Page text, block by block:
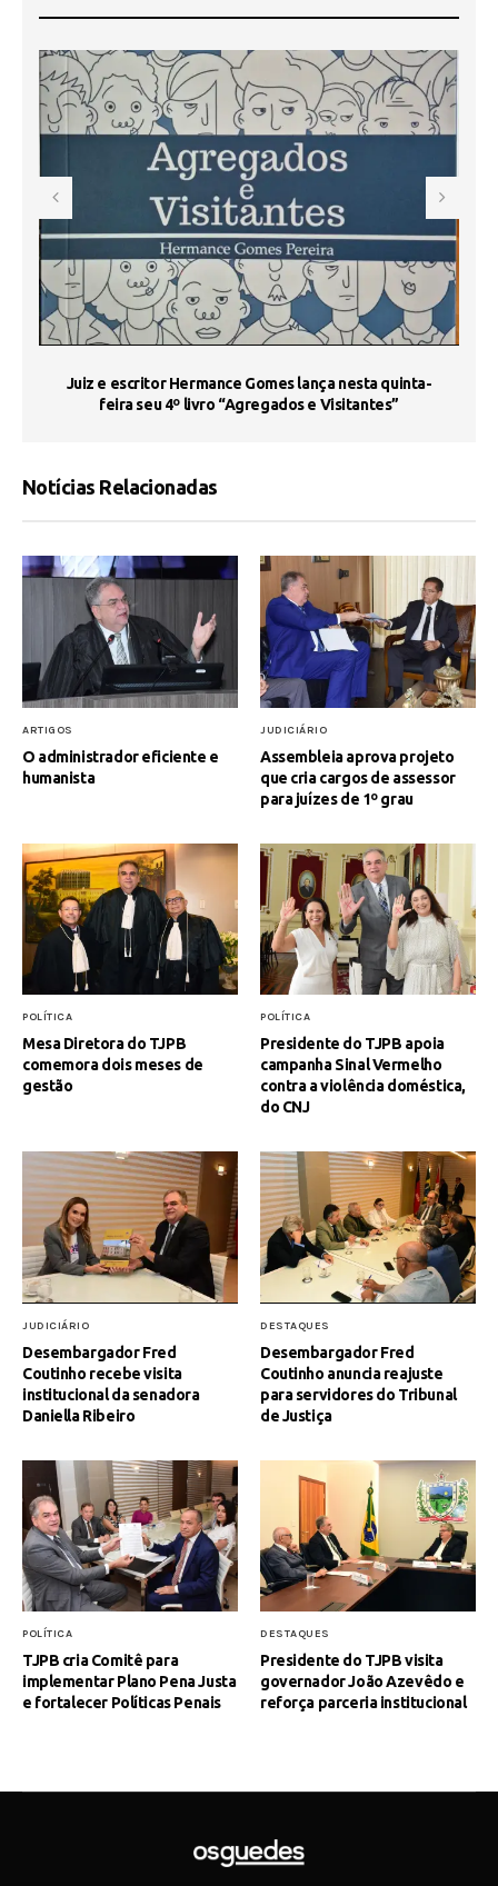
Juiz e escritor Hermance Gomes lança nesta quinta-
feira seu 4º livro “Agregados e Visitantes”
Notícias Relacionadas
ARTIGOS
O administrador eficiente e
humanista
JUDICIÁRIO
Assembleia aprova projeto
que cria cargos de assessor
para juízes de 1º grau
POLÍTICA
Mesa Diretora do TJPB
comemora dois meses de
gestão
POLÍTICA
Presidente do TJPB apoia
campanha Sinal Vermelho
contra a violência doméstica,
do CNJ
JUDICIÁRIO
Desembargador Fred
Coutinho recebe visita
institucional da senadora
Daniella Ribeiro
DESTAQUES
Desembargador Fred
Coutinho anuncia reajuste
para servidores do Tribunal
de Justiça
POLÍTICA
TJPB cria Comitê para
implementar Plano Pena Justa
e fortalecer Políticas Penais
DESTAQUES
Presidente do TJPB visita
governador João Azevêdo e
reforça parceria institucional